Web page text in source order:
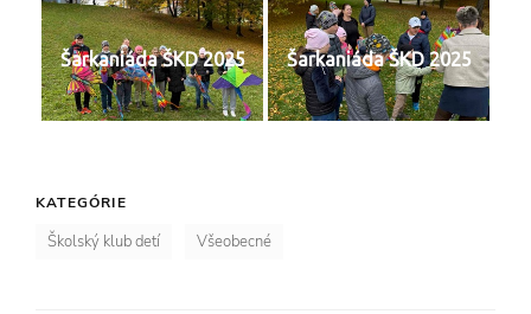
Šarkaniáda ŠKD 2025 Šarkaniáda ŠKD 2025
KATEGÓRIE
Školský klub detí Všeobecné